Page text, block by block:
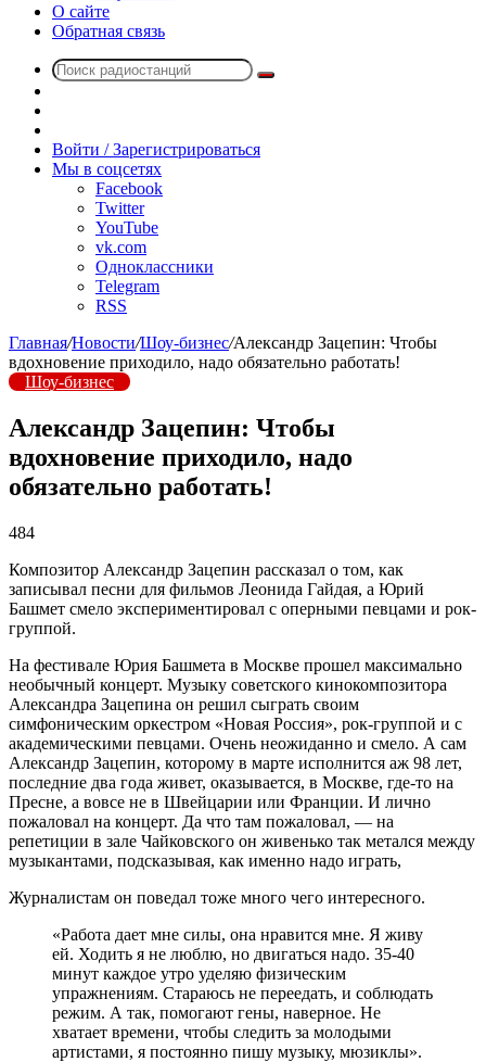
О сайте
Обратная связь
Поиск
радио
Войти / Зарегистрироваться
Мы в соцсетях
Facebook
Twitter
YouTube
vk.com
Одноклассники
Telegram
RSS
Главная/Новости/Шоу-бизнес/Александр Зацепин: Чтобы
вдохновение приходило, надо обязательно работать!
Шоу-бизнес
Александр Зацепин: Чтобы
вдохновение приходило, надо
обязательно работать!
484
Композитор Александр Зацепин рассказал о том, как
записывал песни для фильмов Леонида Гайдая, а Юрий
Башмет смело экспериментировал с оперными певцами и рок-
группой.
На фестивале Юрия Башмета в Москве прошел максимально
необычный концерт. Музыку советского кинокомпозитора
Александра Зацепина он решил сыграть своим
симфоническим оркестром «Новая Россия», рок-группой и с
академическими певцами. Очень неожиданно и смело. А сам
Александр Зацепин, которому в марте исполнится аж 98 лет,
последние два года живет, оказывается, в Москве, где-то на
Пресне, а вовсе не в Швейцарии или Франции. И лично
пожаловал на концерт. Да что там пожаловал, — на
репетиции в зале Чайковского он живенько так метался между
музыкантами, подсказывая, как именно надо играть,
Журналистам он поведал тоже много чего интересного.
«Работа дает мне силы, она нравится мне. Я живу
ей. Ходить я не люблю, но двигаться надо. 35-40
минут каждое утро уделяю физическим
упражнениям. Стараюсь не переедать, и соблюдать
режим. А так, помогают гены, наверное. Не
хватает времени, чтобы следить за молодыми
артистами, я постоянно пишу музыку, мюзиклы».